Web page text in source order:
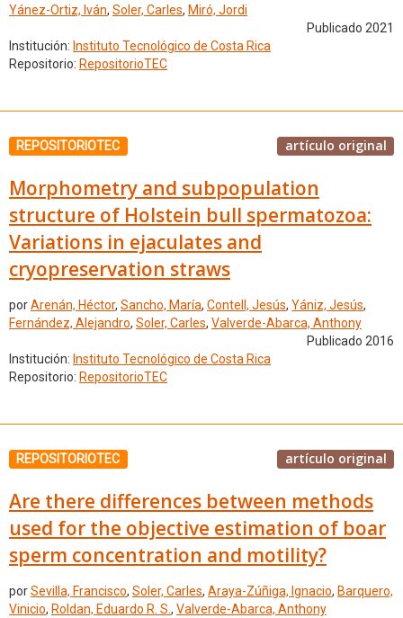
Yánez-Ortiz, Iván, Soler, Carles, Miró, Jordi
Publicado 2021
Institución: Instituto Tecnológico de Costa Rica
Repositorio: RepositorioTEC
REPOSITORIOTEC artículo original
Morphometry and subpopulation
structure of Holstein bull spermatozoa:
Variations in ejaculates and
cryopreservation straws
porArenán, Héctor, Sancho, María, Contell, Jesús, Yániz, Jesús,
Fernández, Alejandro, Soler, Carles, Valverde-Abarca, Anthony
Publicado 2016
Institución: Instituto Tecnológico de Costa Rica
Repositorio: RepositorioTEC
REPOSITORIOTEC artículo original
Are there differences between methods
used for the objective estimation of boar
sperm concentration and motility?
porSevilla, Francisco, Soler, Carles, Araya-Zúñiga, Ignacio, Barquero,
Vinicio, Roldan, Eduardo R. S., Valverde-Abarca, Anthony